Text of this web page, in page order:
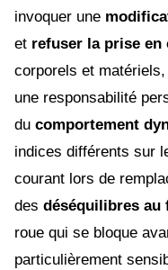
invoquer une
et refuser la prise en
corporels et
une responsabilité
du comportement
indices différents sur
courant lors de
des déséquilibres au
roue qui se bloque
particulièrement